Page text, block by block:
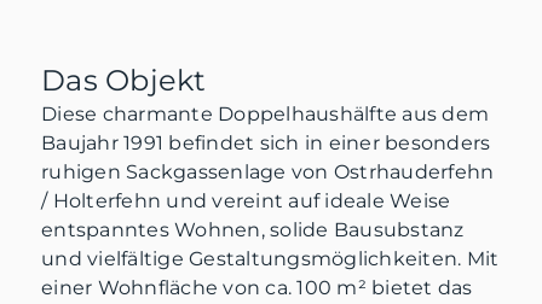
Das Objekt
Diese charmante Doppelhaushälfte aus dem
Baujahr 1991 befindet sich in einer besonders
ruhigen Sackgassenlage von Ostrhauderfehn
/ Holterfehn und vereint auf ideale Weise
entspanntes Wohnen, solide Bausubstanz
und vielfältige Gestaltungsmöglichkeiten. Mit
einer Wohnfläche von ca. 100 m² bietet das